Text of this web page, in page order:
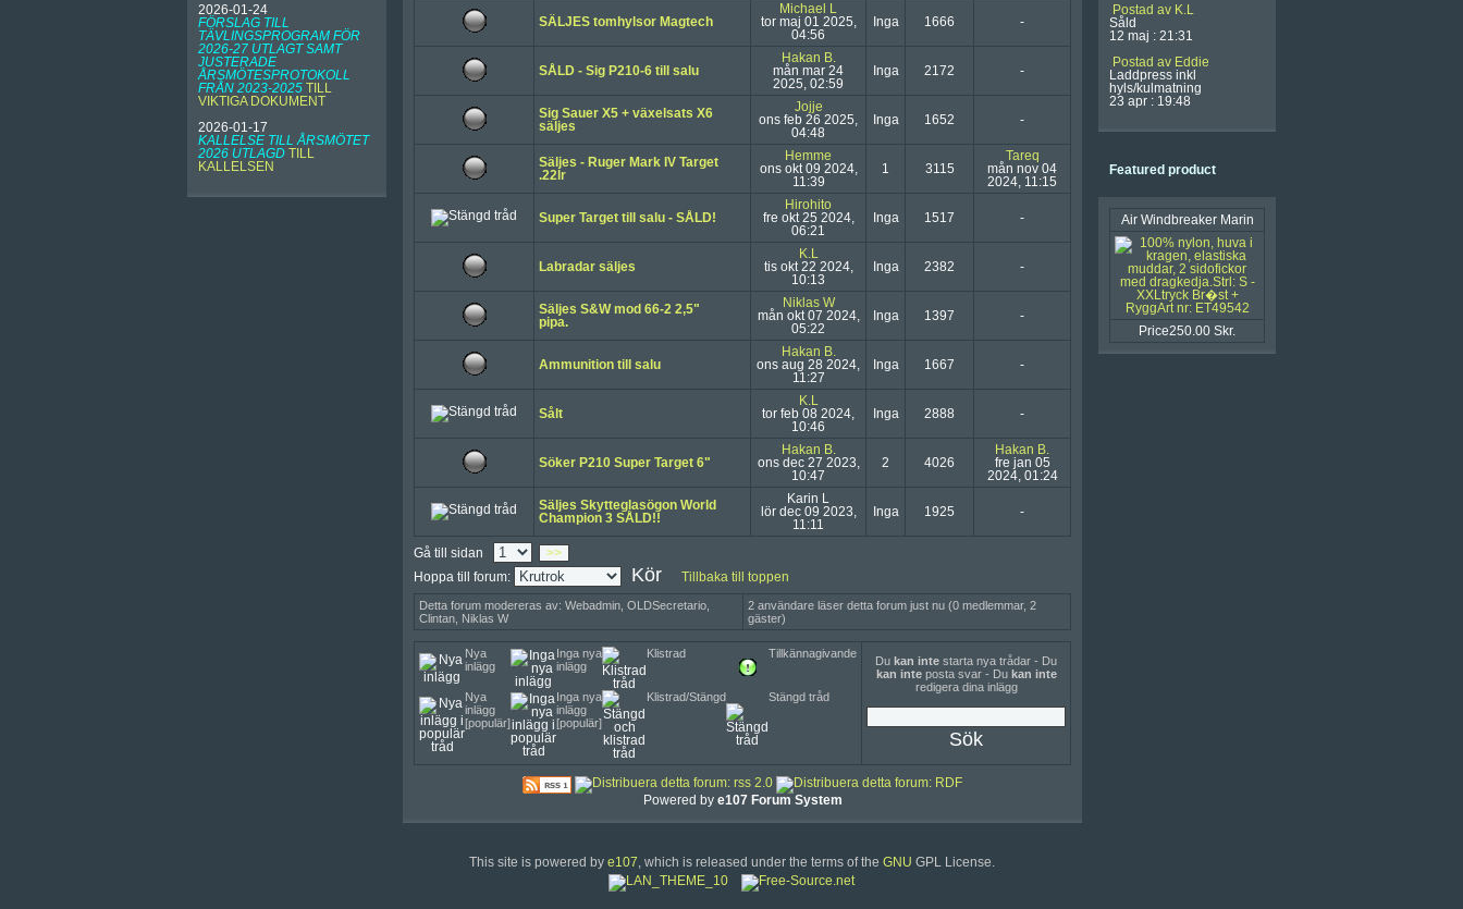
2026-01-24
FÖRSLAG TILL
TÄVLINGSPROGRAM FÖR
2026-27 UTLAGT SAMT
JUSTERADE
ÅRSMÖTESPROTOKOLL
FRÅN 2023-2025 TILL
VIKTIGA DOKUMENT
2026-01-17
KALLELSE TILL ÅRSMÖTET
2026 UTLAGD TILL
KALLELSEN
SÄLJES tomhylsor Magtech
Michael L
tor maj 01 2025,
04:56
Inga 1666 -
SÅLD - Sig P210-6 till salu
Hakan B.
mån mar 24
2025, 02:59
Inga 2172 -
Sig Sauer X5 + växelsats X6
säljes
Jojje
ons feb 26 2025,
04:48
Inga 1652 -
Säljes - Ruger Mark IV Target
.22lr
Hemme
ons okt 09 2024,
11:39
1 3115
Tareq
mån nov 04
2024, 11:15
Super Target till salu - SÅLD!
Hirohito
fre okt 25 2024,
06:21
Inga 1517 -
Labradar säljes
K.L
tis okt 22 2024,
10:13
Inga 2382 -
Säljes S&W mod 66-2 2,5"
pipa.
Niklas W
mån okt 07 2024,
05:22
Inga 1397 -
Ammunition till salu
Hakan B.
ons aug 28 2024,
11:27
Inga 1667 -
Sålt
K.L
tor feb 08 2024,
10:46
Inga 2888 -
Söker P210 Super Target 6"
Hakan B.
ons dec 27 2023,
10:47
2 4026
Hakan B.
fre jan 05
2024, 01:24
Säljes Skytteglasögon World
Champion 3 SÅLD!!
Karin L
lör dec 09 2023,
11:11
Inga 1925 -
Gå till sidan
>>
Hoppa till forum:
Tillbaka till toppen
Detta forum modereras av: Webadmin, OLDSecretario,
Clintan, Niklas W
2 användare läser detta forum just nu (0 medlemmar, 2
gäster)
Nya
inlägg
Inga nya
inlägg
Klistrad Tillkännagivande
Nya
inlägg
[populär]
Inga nya
inlägg
[populär]
Klistrad/Stängd Stängd tråd
Du kan inte starta nya trådar - Du
kan inteposta svar - Du kan inte
redigera dina inlägg
Powered by e107 Forum System
Postad av K.L
Såld
12 maj : 21:31
Postad av Eddie
Laddpress inkl
hyls/kulmatning
23 apr : 19:48
Featured product
Air Windbreaker Marin
Price250.00 Skr.
This site is powered by e107, which is released under the terms of the GNU GPL License.